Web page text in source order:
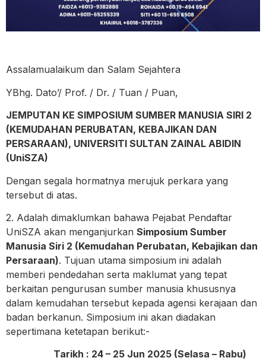
Assalamualaikum dan Salam Sejahtera
YBhg. Dato’/ Prof. / Dr. / Tuan / Puan,
JEMPUTAN KE SIMPOSIUM SUMBER MANUSIA SIRI 2
(KEMUDAHAN PERUBATAN, KEBAJIKAN DAN
PERSARAAN), UNIVERSITI SULTAN ZAINAL ABIDIN
(UniSZA)
Dengan segala hormatnya merujuk perkara yang
tersebut di atas.
2. Adalah dimaklumkan bahawa Pejabat Pendaftar
UniSZA akan menganjurkan Simposium Sumber
Manusia Siri 2 (Kemudahan Perubatan, Kebajikan dan
Persaraan). Tujuan utama simposium ini adalah
memberi pendedahan serta maklumat yang tepat
berkaitan pengurusan sumber manusia khususnya
dalam kemudahan tersebut kepada agensi kerajaan dan
badan berkanun. Simposium ini akan diadakan
sepertimana ketetapan berikut:-
Tarikh : 24 – 25 Jun 2025 (Selasa – Rabu)